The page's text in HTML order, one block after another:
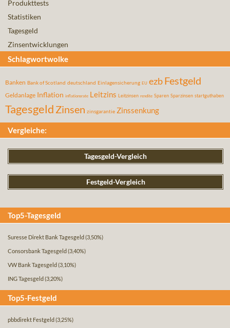
Produkttests
Statistiken
Tagesgeld
Zinsentwicklungen
Schlagwortwolke
Banken Bank of Scotland deutschland Einlagensicherung EU ezbFestgeld
Geldanlage Inflation inflationsrate Leitzins Leitzinsen rendite Sparen Sparzinsen startguthaben
Tagesgeld Zinsen zinsgarantie Zinssenkung
Vergleiche:
Tagesgeld-Vergleich
Festgeld-Vergleich
Top5-Tagesgeld
Suresse Direkt Bank Tagesgeld (3,50%)
Consorsbank Tagesgeld (3,40%)
VW Bank Tagesgeld (3,10%)
ING Tagesgeld (3,20%)
Top5-Festgeld
pbbdirekt Festgeld (3,25%)